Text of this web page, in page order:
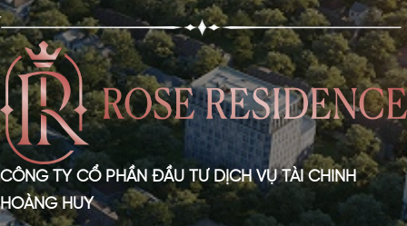
CÔNG TY CỔ PHẦN ĐẦU TƯ DỊCH VỤ TÀI CHÍNH
HOÀNG HUY